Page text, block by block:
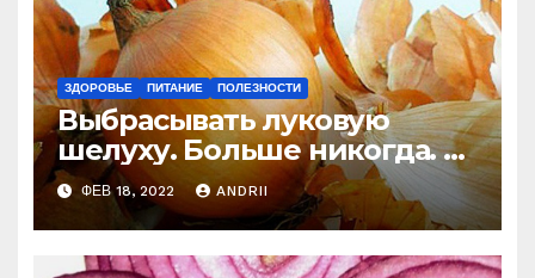
ЗДОРОВЬЕ ПИТАНИЕ ПОЛЕЗНОСТИ
Выбрасывать луковую
шелуху. Больше никогда. 6
необычных способов
применения
ФЕВ 18, 2022 ANDRII